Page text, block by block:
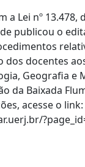
a Lei nº 13.478,
publicou o
dos docentes
Geografia e
da Baixada
acesse o link: